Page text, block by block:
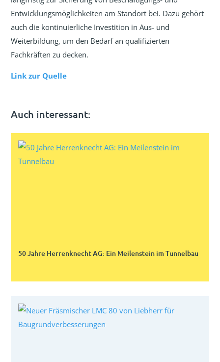
Entwicklungsmöglichkeiten am Standort bei. Dazu gehört
auch die kontinuierliche Investition in Aus- und
Weiterbildung, um den Bedarf an qualifizierten
Fachkräften zu decken.
Link zur Quelle
Auch interessant:
50 Jahre Herrenknecht AG: Ein Meilenstein im Tunnelbau